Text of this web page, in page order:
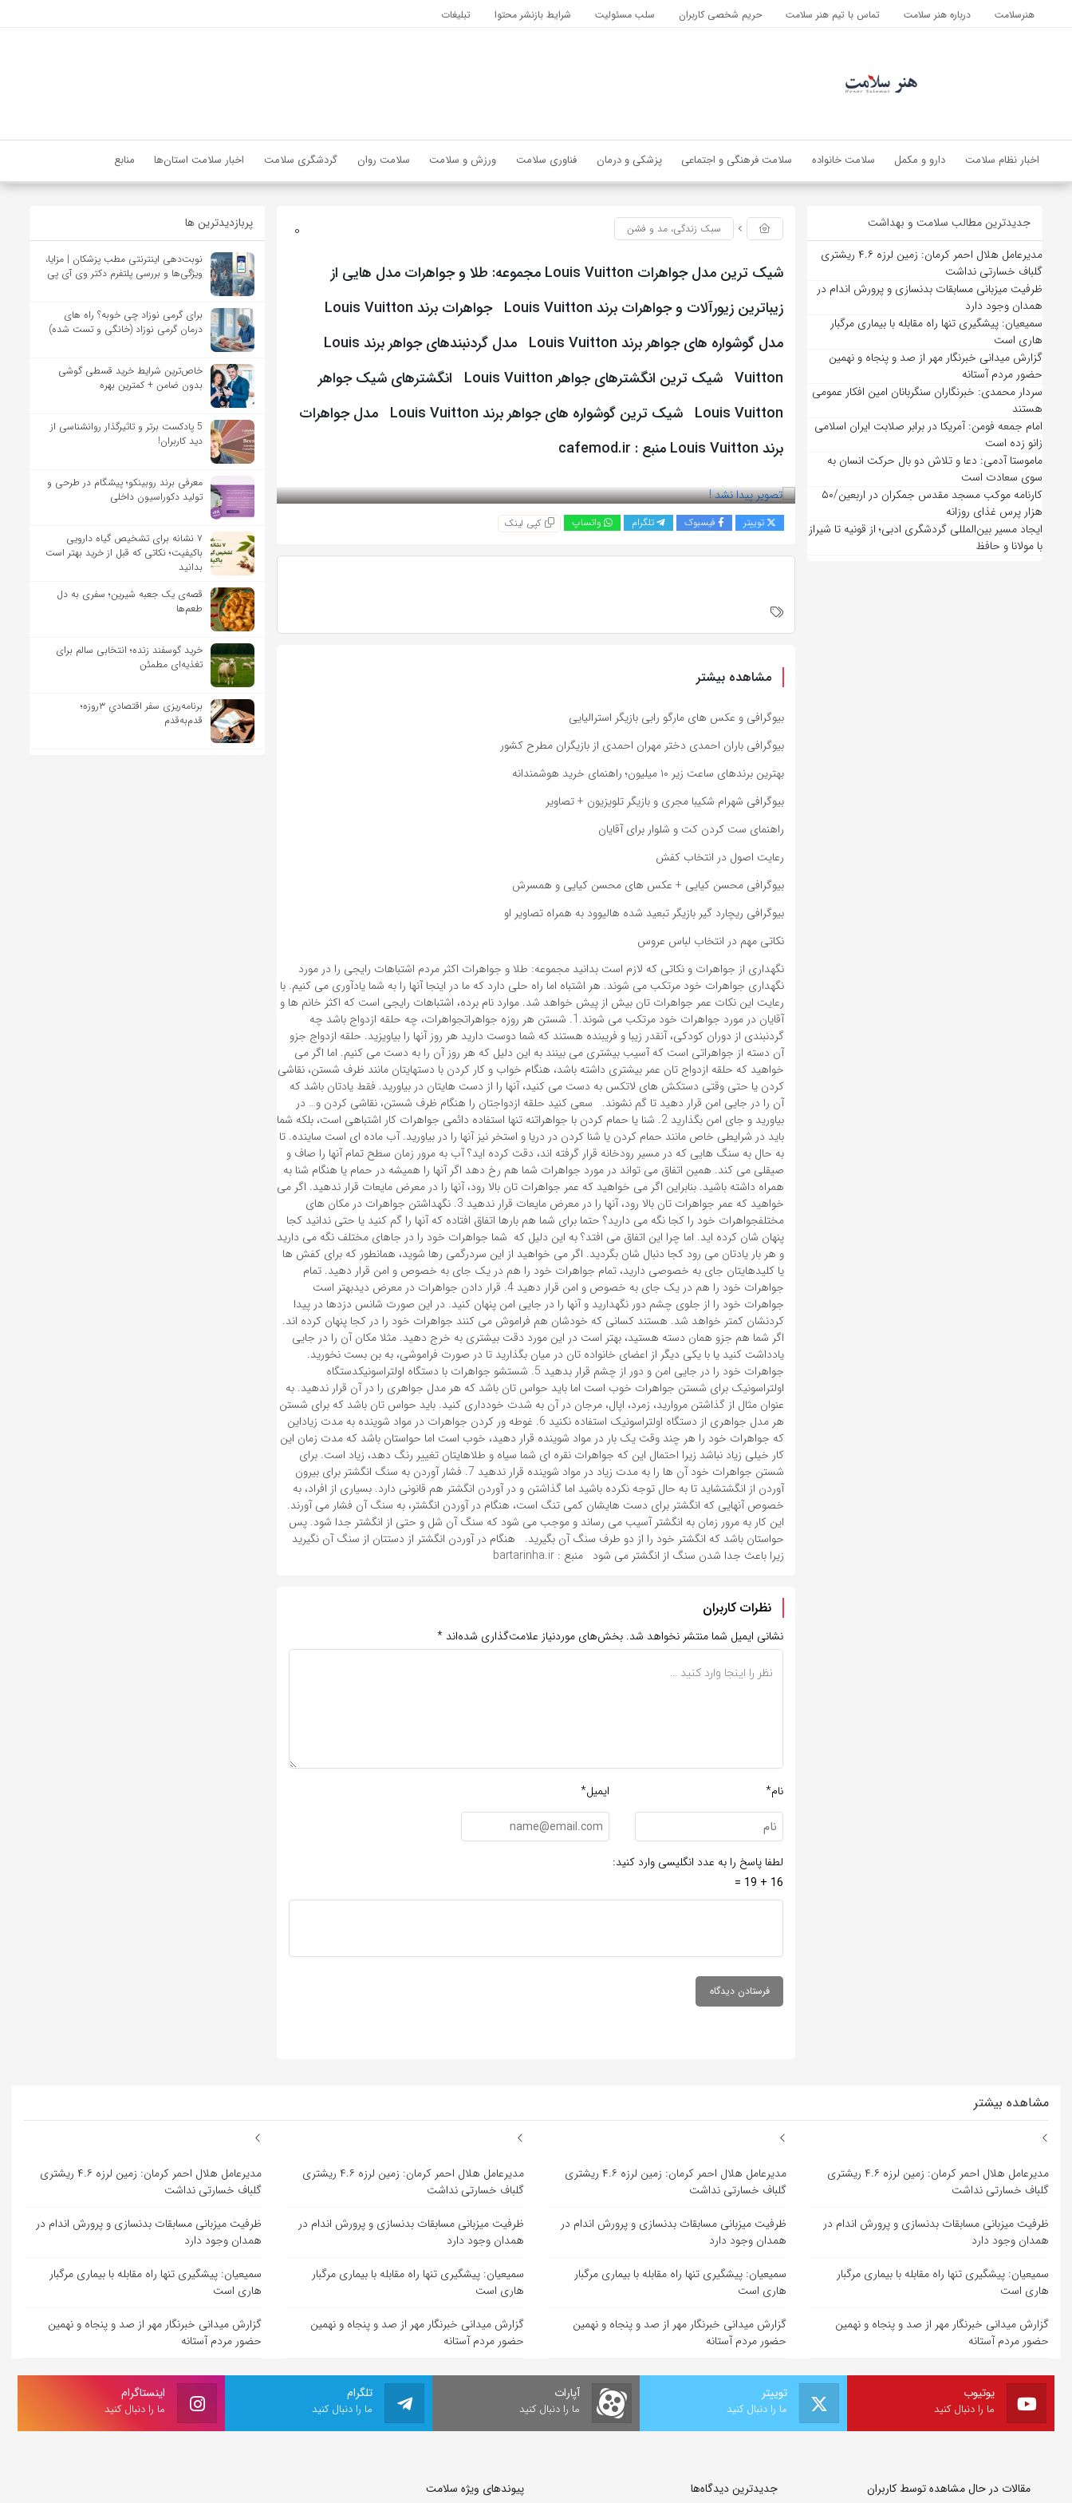
هنرسلامت درباره هنر سلامت تماس با تیم هنر سلامت حریم شخصی کاربران سلب مسئولیت شرایط بازنشر محتوا تبلیغات
اخبار نظام سلامت دارو و مکمل سلامت خانواده سلامت فرهنگی و اجتماعی پزشکی و درمان فناوری سلامت ورزش و سلامت سلامت روان گردشگری سلامت اخبار سلامت استان‌ها منابع
جدیدترین مطالب سلامت و بهداشت
مدیرعامل هلال احمر کرمان: زمین لرزه ۴.۶ ریشتری
گلباف خسارتی نداشت
ظرفیت میزبانی مسابقات بدنسازی و پرورش اندام در
همدان وجود دارد
سمیعیان: پیشگیری تنها راه مقابله با بیماری مرگبار
هاری است
گزارش میدانی خبرنگار مهر از صد و پنجاه و نهمین
حضور مردم آستانه
سردار محمدی: خبرنگاران سنگربانان امین افکار عمومی
هستند
امام جمعه فومن: آمریکا در برابر صلابت ایران اسلامی
زانو زده است
ماموستا آدمی: دعا و تلاش دو بال حرکت انسان به
سوی سعادت است
کارنامه موکب مسجد مقدس جمکران در اربعین/۵۰
هزار پرس غذای روزانه
ایجاد مسیر بین‌المللی گردشگری ادبی؛ از قونیه تا شیراز
با مولانا و حافظ
0 سبک زندگی، مد و فشن
شیک ترین مدل جواهرات Louis Vuitton مجموعه: طلا و جواهرات مدل هایی از
مدل گوشواره های جواهر برند Louis Vuitton مدل گردنبندهای جواهر برند Louis
Vuitton شیک ترین انگشترهای جواهر Louis Vuitton انگشترهای شیک جواهر
Louis Vuitton شیک ترین گوشواره های جواهر برند Louis Vuitton مدل جواهرات
برند Louis Vuitton منبع : cafemod.ir
توییتر فیسبوک تلگرام واتساپ کپی لینک
مشاهده بیشتر
بیوگرافی و عکس های مارگو رابی بازیگر استرالیایی
بیوگرافی باران احمدی دختر مهران احمدی از بازیگران مطرح کشور
بهترین برندهای ساعت زیر ۱۰ میلیون؛ راهنمای خرید هوشمندانه
بیوگرافی شهرام شکیبا مجری و بازیگر تلویزیون + تصاویر
راهنمای ست کردن کت و شلوار برای آقایان
رعایت اصول در انتخاب کفش
بیوگرافی محسن کیایی + عکس های محسن کیایی و همسرش
بیوگرافی ریچارد گیر بازیگر تبعید شده هالیوود به همراه تصاویر او
نکاتی مهم در انتخاب لباس عروس
نگهداری از جواهرات و نکاتی که لازم است بدانید مجموعه: طلا و جواهرات اکثر مردم اشتباهات رایجی را در مورد
نگهداری جواهرات خود مرتکب می شوند. هر اشتباه اما راه حلی دارد که ما در اینجا آنها را به شما یادآوری می کنیم. با
رعایت این نکات عمر جواهرات تان بیش از پیش خواهد شد. موارد نام برده، اشتباهات رایجی است که اکثر خانم ها و
آقایان در مورد جواهرات خود مرتکب می شوند.1. شستن هر روزه جواهراتجواهرات، چه حلقه ازدواج باشد چه
گردنبندی از دوران کودکی، آنقدر زیبا و فریبنده هستند که شما دوست دارید هر روز آنها را بیاویزید. حلقه ازدواج جزو
آن دسته از جواهراتی است که آسیب بیشتری می بینند به این دلیل که هر روز آن را به دست می کنیم. اما اگر می
خواهید که حلقه ازدواج تان عمر بیشتری داشته باشد، هنگام خواب و کار کردن با دستهایتان مانند ظرف شستن، نقاشی
کردن یا حتی وقتی دستکش های لاتکس به دست می کنید، آنها را از دست هایتان در بیاورید. فقط یادتان باشد که
آن را در جایی امن قرار دهید تا گم نشوند. سعی کنید حلقه ازدواجتان را هنگام ظرف شستن، نقاشی کردن و… در
بیاورید و جای امن بگذارید 2. شنا یا حمام کردن با جواهراتنه تنها استفاده دائمی جواهرات کار اشتباهی است، بلکه شما
باید در شرایطی خاص مانند حمام کردن یا شنا کردن در دریا و استخر نیز آنها را در بیاورید. آب ماده ای است ساینده. تا
به حال به سنگ هایی که در مسیر رودخانه قرار گرفته اند، دقت کرده اید؟ آب به مرور زمان سطح تمام آنها را صاف و
صیقلی می کند. همین اتفاق می تواند در مورد جواهرات شما هم رخ دهد اگر آنها را همیشه در حمام یا هنگام شنا به
همراه داشته باشید. بنابراین اگر می خواهید که عمر جواهرات تان بالا رود، آنها را در معرض مایعات قرار ندهید. اگر می
خواهید که عمر جواهرات تان بالا رود، آنها را در معرض مایعات قرار ندهید 3. نگهداشتن جواهرات در مکان های
مختلفجواهرات خود را کجا نگه می دارید؟ حتما برای شما هم بارها اتفاق افتاده که آنها را گم کنید یا حتی ندانید کجا
پنهان شان کرده اید. اما چرا این اتفاق می افتد؟ به این دلیل که شما جواهرات خود را در جاهای مختلف نگه می دارید
و هر بار یادتان می رود کجا دنبال شان بگردید. اگر می خواهید از این سردرگمی رها شوید، همانطور که برای کفش ها
یا کلیدهایتان جای به خصوصی دارید، تمام جواهرات خود را هم در یک جای به خصوص و امن قرار دهید. تمام
جواهرات خود را هم در یک جای به خصوص و امن قرار دهید 4. قرار دادن جواهرات در معرض دیدبهتر است
جواهرات خود را از جلوی چشم دور نگهدارید و آنها را در جایی امن پنهان کنید. در این صورت شانس دزدها در پیدا
کردنشان کمتر خواهد شد. هستند کسانی که خودشان هم فراموش می کنند جواهرات خود را در کجا پنهان کرده اند.
اگر شما هم جزو همان دسته هستید، بهتر است در این مورد دقت بیشتری به خرج دهید. مثلا مکان آن را در جایی
یادداشت کنید یا با یکی دیگر از اعضای خانواده تان در میان بگذارید تا در صورت فراموشی، به بن بست نخورید.
جواهرات خود را در جایی امن و دور از چشم قرار بدهید 5. شستشو جواهرات با دستگاه اولتراسونیکدستگاه
اولتراسونیک برای شستن جواهرات خوب است اما باید حواس تان باشد که هر مدل جواهری را در آن قرار ندهید. به
عنوان مثال از گذاشتن مروارید، زمرد، اپال، مرجان در آن به شدت خودداری کنید. باید حواس تان باشد که برای شستن
هر مدل جواهری از دستگاه اولتراسونیک استفاده نکنید 6. غوطه ور کردن جواهرات در مواد شوینده به مدت زیاداین
که جواهرات خود را هر چند وقت یک بار در مواد شوینده قرار دهید، خوب است اما حواستان باشد که مدت زمان این
کار خیلی زیاد نباشد زیرا احتمال این که جواهرات نقره ای شما سیاه و طلاهایتان تغییر رنگ دهد، زیاد است. برای
شستن جواهرات خود آن ها را به مدت زیاد در مواد شوینده قرار ندهید 7. فشار آوردن به سنگ انگشتر برای بیرون
آوردن از انگشتشاید تا به حال توجه نکرده باشید اما گذاشتن و در آوردن انگشتر هم قانونی دارد. بسیاری از افراد، به
خصوص آنهایی که انگشتر برای دست هایشان کمی تنگ است، هنگام در آوردن انگشتر، به سنگ آن فشار می آورند.
این کار به مرور زمان به انگشتر آسیب می رساند و موجب می شود که سنگ آن شل و حتی از انگشتر جدا شود. پس
حواستان باشد که انگشتر خود را از دو طرف سنگ آن بگیرید. هنگام در آوردن انگشتر از دستتان از سنگ آن نگیرید
زیرا باعث جدا شدن سنگ از انگشتر می شود منبع : bartarinha.ir
نظرات کاربران
نشانی ایمیل شما منتشر نخواهد شد. بخش‌های موردنیاز علامت‌گذاری شده‌اند *
نام* ایمیل*
لطفا پاسخ را به عدد انگلیسی وارد کنید:
16 + 19 =
پربازدیدترین ها
نوبت‌دهی اینترنتی مطب پزشکان | مزایا،
ویژگی‌ها و بررسی پلتفرم دکتر وی آی پی
برای گرمی نوزاد چی خوبه؟ راه های
درمان گرمی نوزاد (خانگی و تست شده)
خاص‌ترین شرایط خرید قسطی گوشی
بدون ضامن + کمترین بهره
5 پادکست برتر و تاثیرگذار روانشناسی از
دید کاربران!
معرفی برند روبینکو؛ پیشگام در طرحی و
تولید دکوراسیون داخلی
۷ نشانه برای تشخیص گیاه دارویی
باکیفیت؛ نکاتی که قبل از خرید بهتر است
بدانید
قصه‌ی یک جعبه شیرین؛ سفری به دل
طعم‌ها
خرید گوسفند زنده؛ انتخابی سالم برای
تغذیه‌ای مطمئن
برنامه‌ریزی سفر اقتصادیِ ۳روزه؛
قدم‌به‌قدم
مشاهده بیشتر
مدیرعامل هلال احمر کرمان: زمین لرزه ۴.۶ ریشتری
گلباف خسارتی نداشت
ظرفیت میزبانی مسابقات بدنسازی و پرورش اندام در
همدان وجود دارد
سمیعیان: پیشگیری تنها راه مقابله با بیماری مرگبار
هاری است
گزارش میدانی خبرنگار مهر از صد و پنجاه و نهمین
حضور مردم آستانه
مدیرعامل هلال احمر کرمان: زمین لرزه ۴.۶ ریشتری
گلباف خسارتی نداشت
ظرفیت میزبانی مسابقات بدنسازی و پرورش اندام در
همدان وجود دارد
سمیعیان: پیشگیری تنها راه مقابله با بیماری مرگبار
هاری است
گزارش میدانی خبرنگار مهر از صد و پنجاه و نهمین
حضور مردم آستانه
مدیرعامل هلال احمر کرمان: زمین لرزه ۴.۶ ریشتری
گلباف خسارتی نداشت
ظرفیت میزبانی مسابقات بدنسازی و پرورش اندام در
همدان وجود دارد
سمیعیان: پیشگیری تنها راه مقابله با بیماری مرگبار
هاری است
گزارش میدانی خبرنگار مهر از صد و پنجاه و نهمین
حضور مردم آستانه
مدیرعامل هلال احمر کرمان: زمین لرزه ۴.۶ ریشتری
گلباف خسارتی نداشت
ظرفیت میزبانی مسابقات بدنسازی و پرورش اندام در
همدان وجود دارد
سمیعیان: پیشگیری تنها راه مقابله با بیماری مرگبار
هاری است
گزارش میدانی خبرنگار مهر از صد و پنجاه و نهمین
حضور مردم آستانه
اینستاگرام
ما را دنبال کنید
تلگرام
ما را دنبال کنید
آپارات
ما را دنبال کنید
توییتر
ما را دنبال کنید
یوتیوب
ما را دنبال کنید
مقالات در حال مشاهده توسط کاربران جدیدترین دیدگاه‌‌ها پیوندهای ویژه سلامت